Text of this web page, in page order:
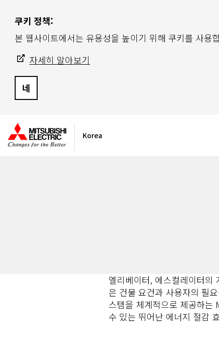
쿠키 정책:
본 웹사이트에서는 유용성을 높이기 위해 쿠키를 사
자세히 알아보기
네
Korea
엘리베이터, 에스컬레이터
은 건물 요건과 사용자의 필
스템을 체계적으로 제공하
수 있는 뛰어난 에너지 절감